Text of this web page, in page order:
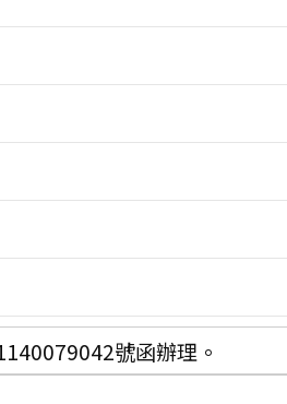
號函辦理。